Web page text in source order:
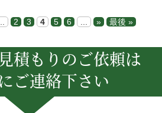
2 3 4 5 6 ... » 最後 »
積もりのご依頼は
ご連絡下さい